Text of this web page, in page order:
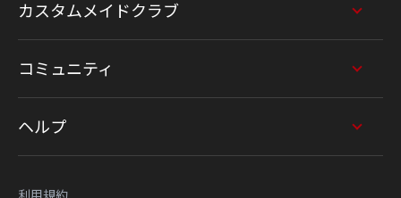
カスタムメイドクラブ
コミュニティ
ヘルプ